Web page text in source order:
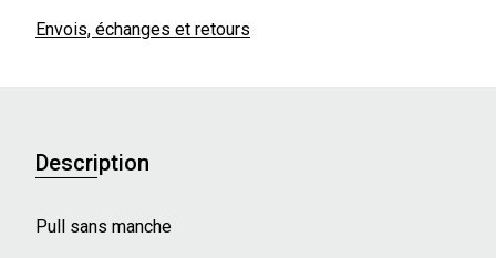
Envois, échanges et retours
Description
Pull sans manche